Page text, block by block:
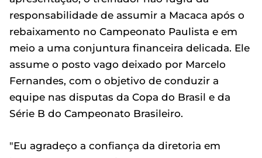
responsabilidade de assumir a Macaca após o
rebaixamento no Campeonato Paulista e em
meio a uma conjuntura financeira delicada. Ele
assume o posto vago deixado por Marcelo
Fernandes, com o objetivo de conduzir a
equipe nas disputas da Copa do Brasil e da
Série B do Campeonato Brasileiro.
"Eu agradeço a confiança da diretoria em